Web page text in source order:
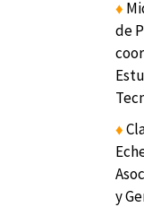
♦
de
♦
y